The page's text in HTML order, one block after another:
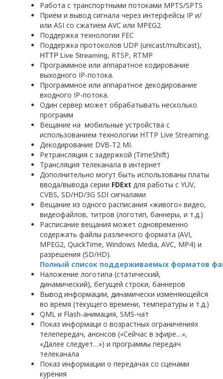
Работа с транспортными потоками MPTS/SPTS
Приём и вывод сигнала через интерфейсы IP и/
или ASI со сжатием AVC или MPEG2
Поддержка технологии FEC
Поддержка протоколов UDP (unicast/multicast),
HTTP Live Streaming, RTSP, RTMP
Программное или аппаратное кодирование
выходного IP-потока.
Программное или аппаратное декодирование
входного IP-потока.
Один сервер может обрабатывать несколько
программ
Вещание на мобильные устройства с
использованием технологии HTTP Live Streaming.
Декодирование DVB-T2 MI.
Ретрансляция с задержкой (TimeShift)
Трансляция телеканала в интернет
Дополнительно могут быть использованы платы
ввода/вывода серии FDExt для работы с YUV,
CVBS, SD/HD/3G SDI сигналами
Вещание из одного расписания «живого» видео,
видеофайлов, титров (логотип, баннеры, и т.д.)
Расписание вещания может одновременно
содержать файлы различного формата (AVI,
MPEG2, QuickTime, Windows Media, AVC, MP4) и
разрешения (SD/HD).
Полный список поддерживаемых форматов
Наложение логотипа (статический,
динамический), бегущей строки, баннеров
Вывод информации, динамически изменяющейся
во время (текущего времени, температуры и т.д.)
QML и Flash-анимация, SMS-чат
Показ информаци о возрастных ограничениях
телепередач, анонсов («Сейчас в эфире…»,
«Далее следует…») и программы передач
телеканала
Показ информации о передачах со сценами
курения